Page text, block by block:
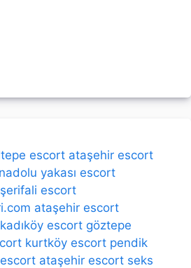
escort ataşehir escort
yakası escort
şerifali escort
ataşehir escort
kadıköy escort göztepe
kurtköy escort pendik
ataşehir escort seks